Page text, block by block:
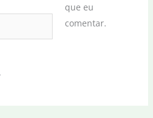
que eu
comentar.